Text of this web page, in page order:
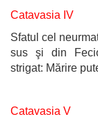
Catavasia IV
Sfatul cel
sus şi din
strigat: Mărire
Catavasia V